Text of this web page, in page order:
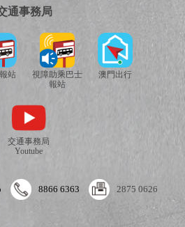
通事務局
站
視障助乘巴士
報站
澳門出行
交通事務局
Youtube
8866 6363 2875 0626